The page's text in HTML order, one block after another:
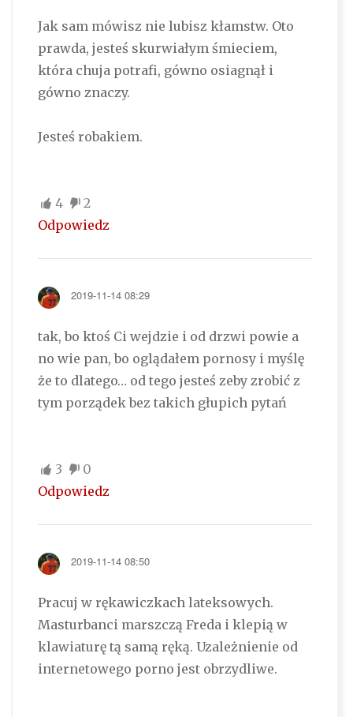
Jak sam mówisz nie lubisz kłamstw. Oto
prawda, jesteś skurwiałym śmieciem,
która chuja potrafi, gówno osiagnął i
gówno znaczy.
Jesteś robakiem.
4
2
Odpowiedz
2019-11-14 08:29
tak, bo ktoś Ci wejdzie i od drzwi powie a
no wie pan, bo oglądałem pornosy i myślę
że to dlatego… od tego jesteś zeby zrobić z
tym porządek bez takich głupich pytań
3
0
Odpowiedz
2019-11-14 08:50
Pracuj w rękawiczkach lateksowych.
Masturbanci marszczą Freda i klepią w
klawiaturę tą samą ręką. Uzależnienie od
internetowego porno jest obrzydliwe.